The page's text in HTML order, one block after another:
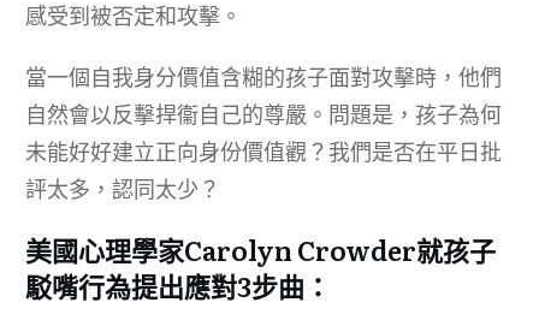
感受到被否定和攻擊。
當一個自我身分價值含糊的孩子面對攻擊時，他們
自然會以反擊捍衞自己的尊嚴。問題是，孩子為何
未能好好建立正向身份價值觀？我們是否在平日批
評太多，認同太少？
美國心理學家Carolyn Crowder就孩子
駁嘴行為提出應對3步曲：